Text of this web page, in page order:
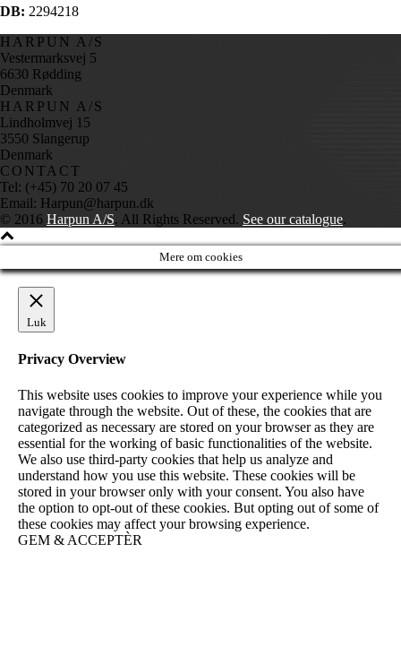
DB: 2294218
HARPUN A/S
Vestermarksvej 5
6630 Rødding
Denmark
HARPUN A/S
Lindholmvej 15
3550 Slangerup
Denmark
CONTACT
Tel: (+45) 70 20 07 45
Email: Harpun@harpun.dk
© 2016 Harpun A/S. All Rights Reserved. See our catalogue.
Mere om cookies
Luk
Privacy Overview
This website uses cookies to improve your experience while you
navigate through the website. Out of these, the cookies that are
categorized as necessary are stored on your browser as they are
essential for the working of basic functionalities of the website.
We also use third-party cookies that help us analyze and
understand how you use this website. These cookies will be
stored in your browser only with your consent. You also have
the option to opt-out of these cookies. But opting out of some of
these cookies may affect your browsing experience.
GEM & ACCEPTÈR